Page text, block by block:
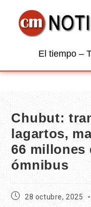
El tiempo –
Chubut:
lagartos,
66 millones
ómnibus
28 octubre, 2025